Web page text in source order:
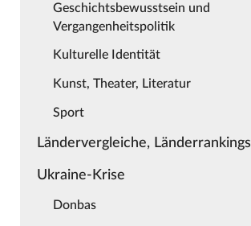
Geschichtsbewusstsein und
Vergangenheitspolitik
Kulturelle Identität
Kunst, Theater, Literatur
Sport
Ländervergleiche, Länderrankings
Ukraine-Krise
Donbas